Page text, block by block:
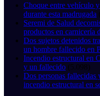
Choque entre vehículo
durante esta madrugada
Seremi de Salud
productos en carnicería
Dos sujetos detenidos
un hombre fallecido en
Incendio estructural en
y un fallecido (5.098)
Dos personas fallecidas
incendio estructural en